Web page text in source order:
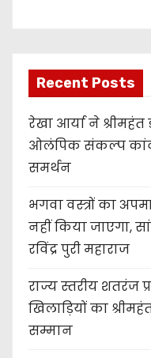
Recent Posts
रेखा आर्या ने श्रीमहंत
ओलंपिक संकल्प
समर्थन
भगवा वस्त्रों का
नहीं किया जाएगा,
रविंद्र पुरी महाराज
राज्य स्तरीय शतरंज
खिलाड़ियों का
सम्मान